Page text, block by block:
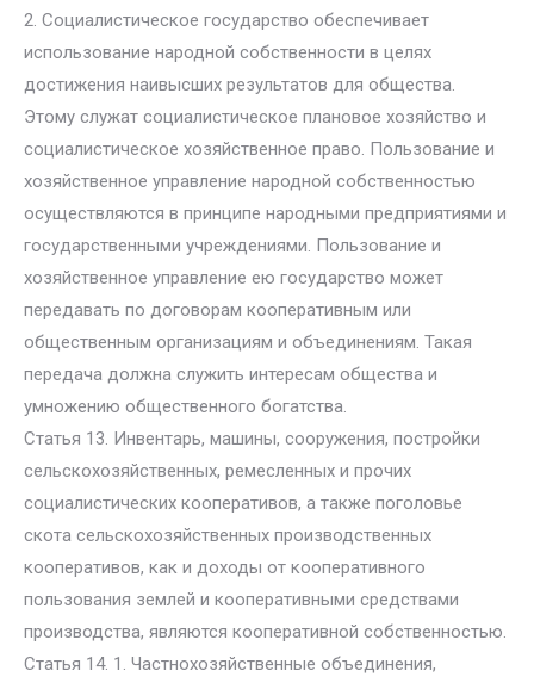
2. Социалистическое государство обеспечивает
использование народной собственности в целях
достижения наивысших результатов для общества.
Этому служат социалистическое плановое хозяйство и
социалистическое хозяйственное право. Пользование и
хозяйственное управление народной собственностью
осуществляются в принципе народными предприятиями и
государственными учреждениями. Пользование и
хозяйственное управление ею государство может
передавать по договорам кооперативным или
общественным организациям и объединениям. Такая
передача должна служить интересам общества и
умножению общественного богатства.
Статья 13. Инвентарь, машины, сооружения, постройки
сельскохозяйственных, ремесленных и прочих
социалистических кооперативов, а также поголовье
скота сельскохозяйственных производственных
кооперативов, как и доходы от кооперативного
пользования землей и кооперативными средствами
производства, являются кооперативной собственностью.
Статья 14. 1. Частнохозяйственные объединения,